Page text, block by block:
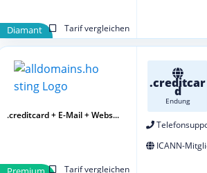
Diamant Tarif vergleichen
.creditcar
d
Endung
ICANN-
Tarif vergleichen
.creditcard + E-Mail + Webs...